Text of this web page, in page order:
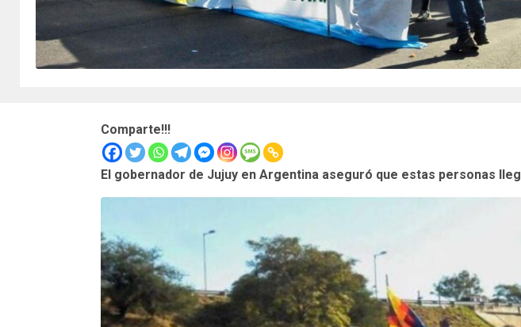
Comparte!!!
El gobernador de Jujuy en Argentina aseguró que estas personas